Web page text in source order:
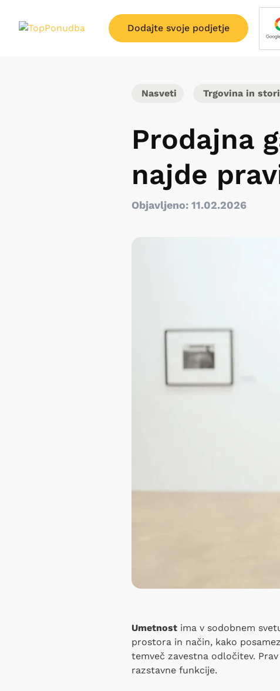
Dodajte svoje podjetje
Nasveti Trgovina in
Prodajna
najde
Objavljeno: 11.02.2026
Umetnost ima v sodobnem
prostora in način, kako
temveč zavestna odločitev.
razstavne funkcije.